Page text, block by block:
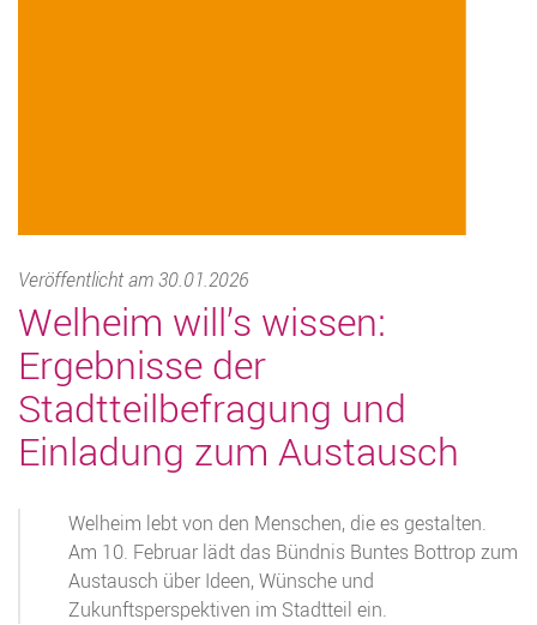
Veröffentlicht am 30.01.2026
Welheim will’s wissen:
Ergebnisse der
Stadtteilbefragung und
Einladung zum Austausch
Welheim lebt von den Menschen, die es gestalten.
Am 10. Februar lädt das Bündnis Buntes Bottrop zum
Austausch über Ideen, Wünsche und
Zukunftsperspektiven im Stadtteil ein.